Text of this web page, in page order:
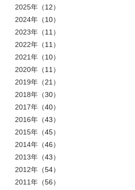
2025年 （12）
2024年 （10）
2023年 （11）
2022年 （11）
2021年 （10）
2020年 （11）
2019年 （21）
2018年 （30）
2017年 （40）
2016年 （43）
2015年 （45）
2014年 （46）
2013年 （43）
2012年 （54）
2011年 （56）